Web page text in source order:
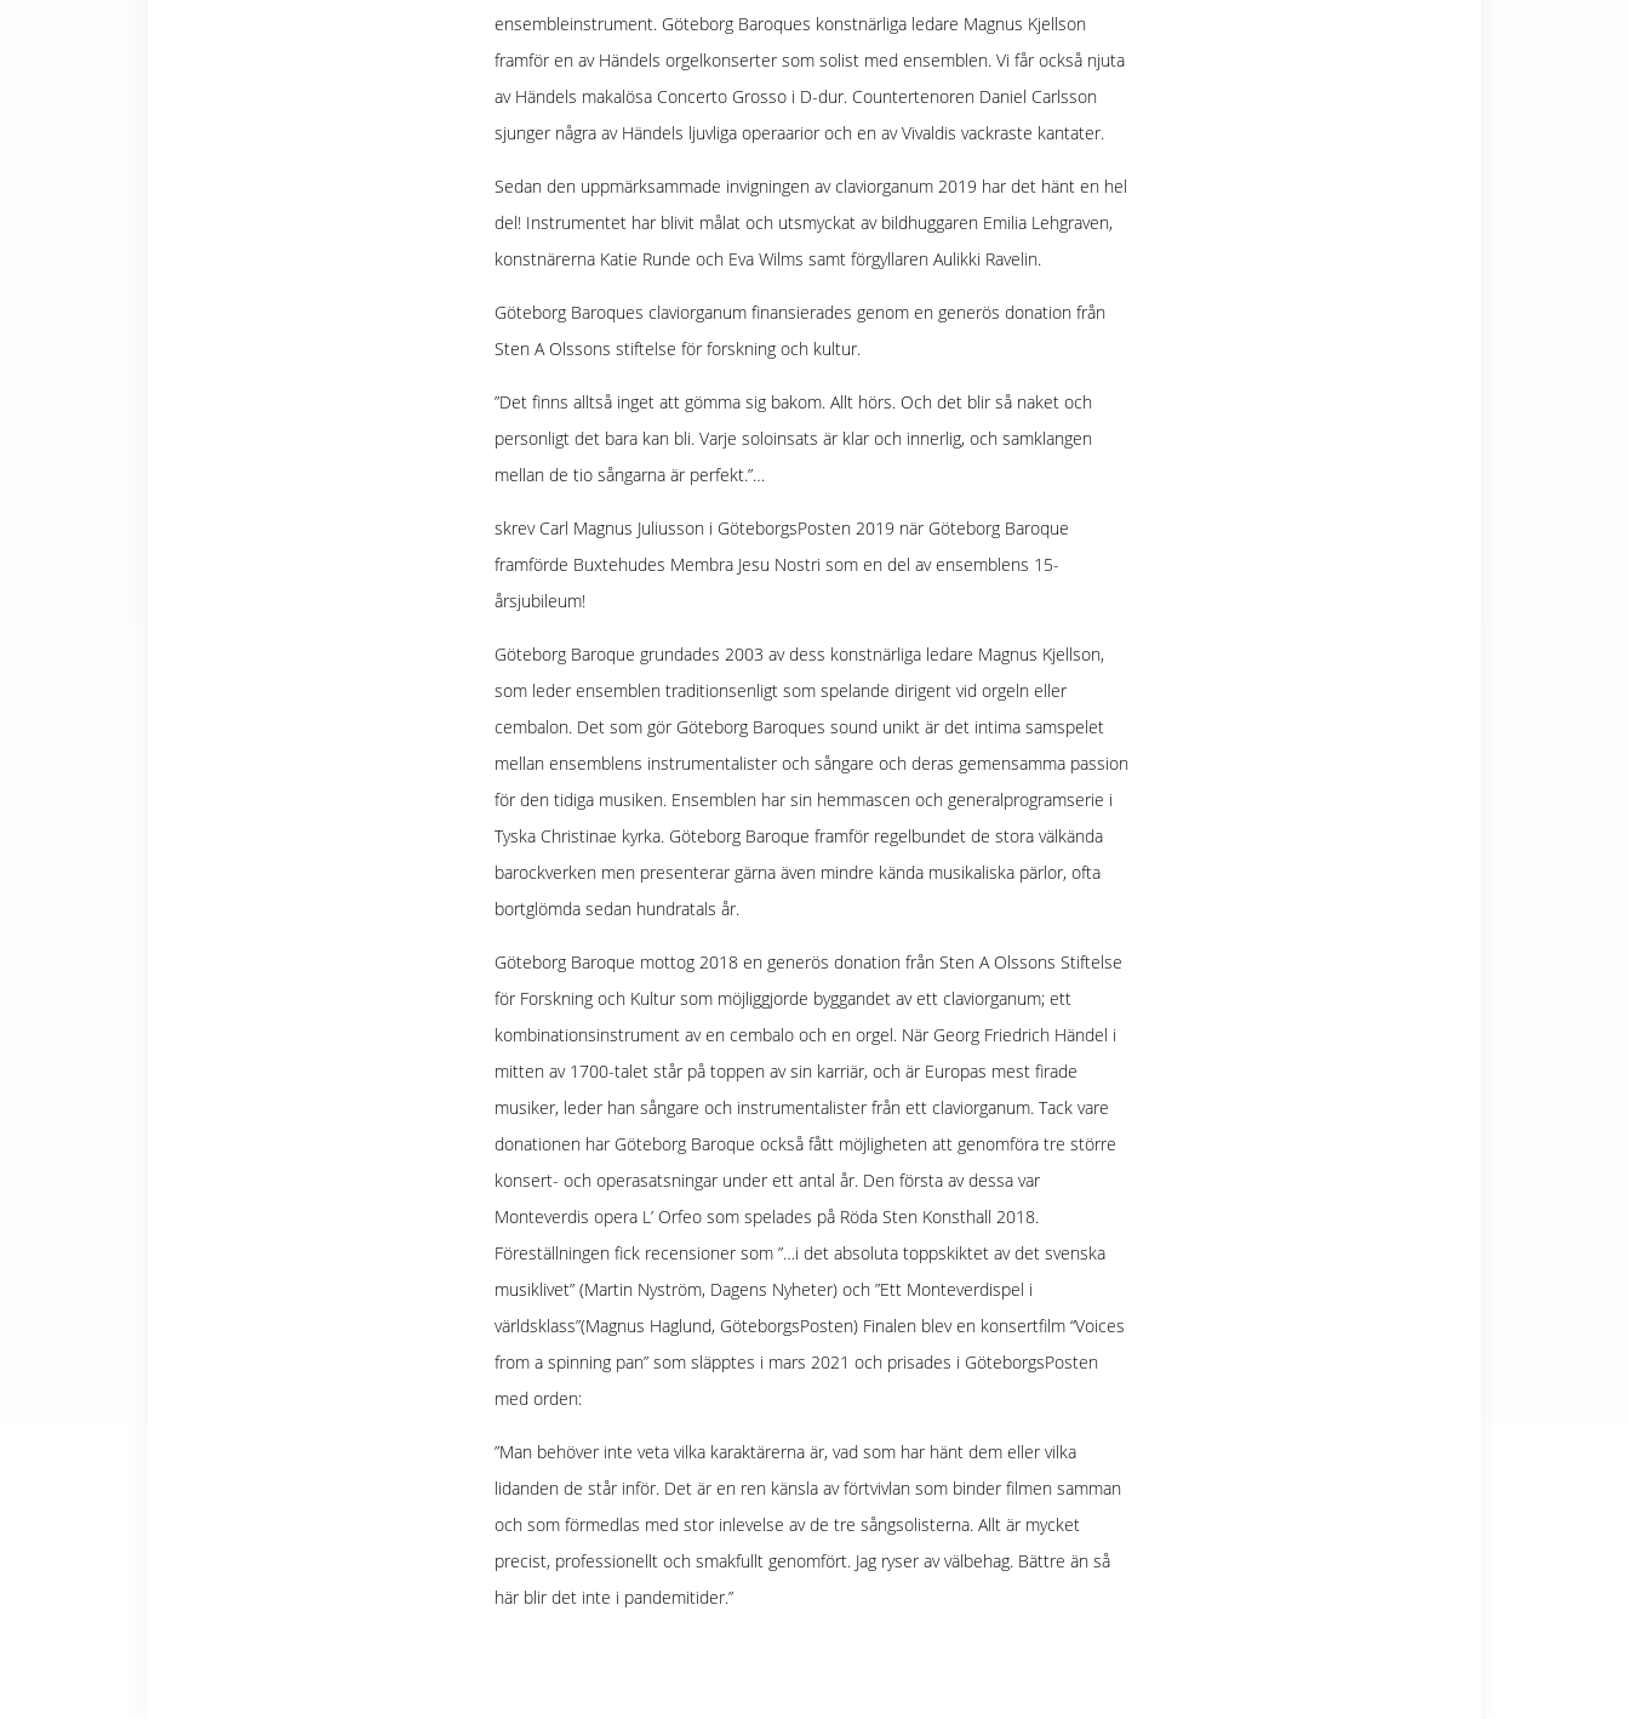
ensembleinstrument. Göteborg Baroques konstnärliga ledare Magnus Kjellson
framför en av Händels orgelkonserter som solist med ensemblen. Vi får också njuta
av Händels makalösa Concerto Grosso i D-dur. Countertenoren Daniel Carlsson
sjunger några av Händels ljuvliga operaarior och en av Vivaldis vackraste kantater.
​Sedan den uppmärksammade invigningen av claviorganum 2019 har det hänt en hel
del! Instrumentet har blivit målat och utsmyckat av bildhuggaren Emilia Lehgraven,
konstnärerna Katie Runde och Eva Wilms samt förgyllaren Aulikki Ravelin.
​Göteborg Baroques claviorganum finansierades genom en generös donation från
Sten A Olssons stiftelse för forskning och kultur.
”Det finns alltså inget att gömma sig bakom. Allt hörs. Och det blir så naket och
personligt det bara kan bli. Varje soloinsats är klar och innerlig, och samklangen
mellan de tio sångarna är perfekt.”…
skrev Carl Magnus Juliusson i GöteborgsPosten 2019 när Göteborg Baroque
framförde Buxtehudes Membra Jesu Nostri som en del av ensemblens 15-
årsjubileum!
Göteborg Baroque grundades 2003 av dess konstnärliga ledare Magnus Kjellson,
som leder ensemblen traditionsenligt som spelande dirigent vid orgeln eller
cembalon. Det som gör Göteborg Baroques sound unikt är det intima samspelet
mellan ensemblens instrumentalister och sångare och deras gemensamma passion
för den tidiga musiken. Ensemblen har sin hemmascen och generalprogramserie i
Tyska Christinae kyrka. Göteborg Baroque framför regelbundet de stora välkända
barockverken men presenterar gärna även mindre kända musikaliska pärlor, ofta
bortglömda sedan hundratals år.
Göteborg Baroque mottog 2018 en generös donation från Sten A Olssons Stiftelse
för Forskning och Kultur som möjliggjorde byggandet av ett claviorganum; ett
kombinationsinstrument av en cembalo och en orgel. När Georg Friedrich Händel i
mitten av 1700-talet står på toppen av sin karriär, och är Europas mest firade
musiker, leder han sångare och instrumentalister från ett claviorganum. Tack vare
donationen har Göteborg Baroque också fått möjligheten att genomföra tre större
konsert- och operasatsningar under ett antal år. Den första av dessa var
Monteverdis opera L’ Orfeo som spelades på Röda Sten Konsthall 2018.
Föreställningen fick recensioner som ”…i det absoluta toppskiktet av det svenska
musiklivet” (Martin Nyström, Dagens Nyheter) och ”Ett Monteverdispel i
världsklass”(Magnus Haglund, GöteborgsPosten) Finalen blev en konsertfilm “Voices
from a spinning pan” som släpptes i mars 2021 och prisades i GöteborgsPosten
med orden:
”Man behöver inte veta vilka karaktärerna är, vad som har hänt dem eller vilka
lidanden de står inför. Det är en ren känsla av förtvivlan som binder filmen samman
och som förmedlas med stor inlevelse av de tre sångsolisterna. Allt är mycket
precist, professionellt och smakfullt genomfört. Jag ryser av välbehag. Bättre än så
här blir det inte i pandemitider.”